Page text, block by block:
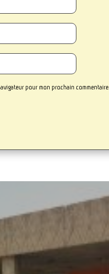
pour mon prochain commentaire.